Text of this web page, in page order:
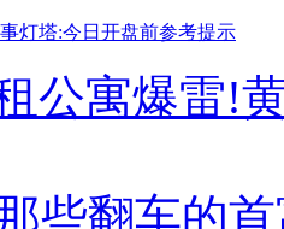
灯塔:今日开盘前参考提示
公寓爆雷!
些翻车的